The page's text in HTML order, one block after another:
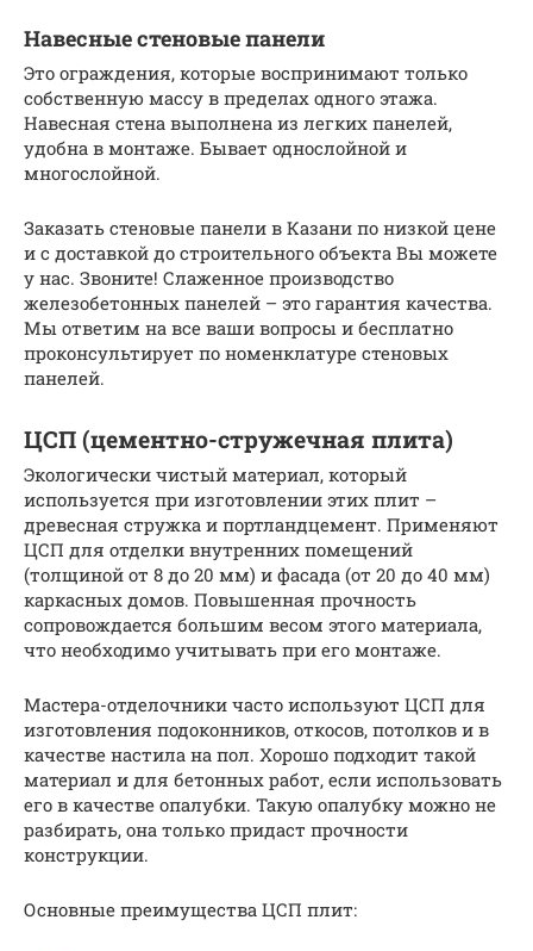
Навесные стеновые панели
Это ограждения, которые воспринимают только
собственную массу в пределах одного этажа.
Навесная стена выполнена из легких панелей,
удобна в монтаже. Бывает однослойной и
многослойной.
Заказать стеновые панели в Казани по низкой цене
и с доставкой до строительного объекта Вы можете
у нас. Звоните! Слаженное производство
железобетонных панелей – это гарантия качества.
Мы ответим на все ваши вопросы и бесплатно
проконсультирует по номенклатуре стеновых
панелей.
ЦСП (цементно-стружечная плита)
Экологически чистый материал, который
используется при изготовлении этих плит –
древесная стружка и портландцемент. Применяют
ЦСП для отделки внутренних помещений
(толщиной от 8 до 20 мм) и фасада (от 20 до 40 мм)
каркасных домов. Повышенная прочность
сопровождается большим весом этого материала,
что необходимо учитывать при его монтаже.
Мастера-отделочники часто используют ЦСП для
изготовления подоконников, откосов, потолков и в
качестве настила на пол. Хорошо подходит такой
материал и для бетонных работ, если использовать
его в качестве опалубки. Такую опалубку можно не
разбирать, она только придаст прочности
конструкции.
Основные преимущества ЦСП плит: